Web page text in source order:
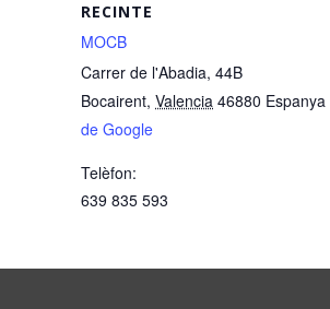
RECINTE
MOCB
Carrer de l'Abadia, 44B
Bocairent, Valencia 46880 Espanya
de Google
Telèfon:
639 835 593